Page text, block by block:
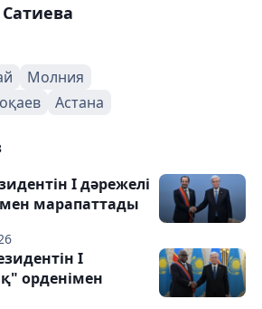
Молния
Астана
І дәрежелі
марапаттады
І
орденімен